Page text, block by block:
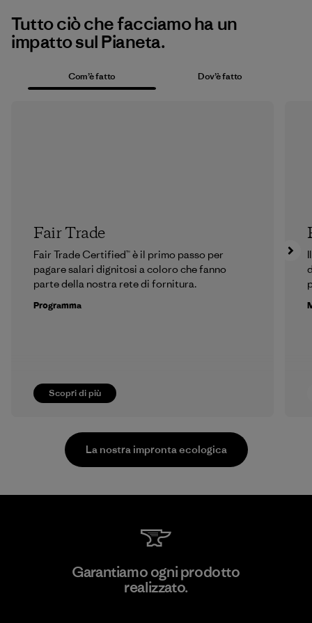
Tutto ciò che facciamo ha un
impatto sul Pianeta.
Com’è fatto Dov’è fatto
Scopri di più
Fair Trade
Fair Trade Certified™ è il primo passo per
pagare salari dignitosi a coloro che fanno
parte della nostra rete di fornitura.
Programma
Formosa Taffeta Co., Ltd.
La nostra impronta ecologica
Garantiamo ogni prodotto
realizzato.